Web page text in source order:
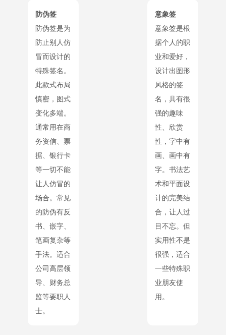
防伪签
防伪签是为
防止别人仿
冒而设计的
特殊签名。
此款式布局
慎密，图式
变化多端。
通常用在商
务资信、票
据、银行卡
等一切不能
让人仿冒的
场合。常见
的防伪有反
书、嵌字、
笔画复杂等
手法。适合
公司高层领
导、财务总
监等要职人
士。
意象签
意象签是根
据个人的职
业和爱好，
设计出图形
风格的签
名，具有很
强的趣味
性、欣赏
性，字中有
画、画中有
字。书法艺
术和平面设
计的完美结
合，让人过
目不忘。但
实用性不是
很强，适合
一些特殊职
业朋友使
用。